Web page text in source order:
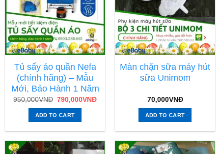
Tủ sấy áo quần Nefa
(chính hãng) – Mẫu
Mới, Bảo Hành 1 Năm
950,000VNĐ 790,000VNĐ
ADD TO CART
Màn chặn sữa máy hút
sữa Unimom
70,000VNĐ
ADD TO CART